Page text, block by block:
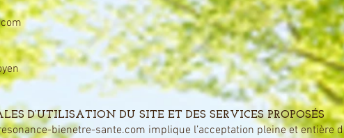
D’UTILISATION DU SITE ET DES SERVICES PROPOSÉS
bienetre-sante.com implique l’acceptation pleine et entière